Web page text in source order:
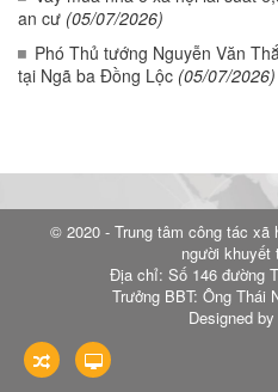
an cư (05/07/2026)
Phó Thủ tướng Nguyễn Văn
tại Ngã ba Đồng Lộc (05/07/2026)
© 2020 - Trung tâm công tác xã
người khuyết
Địa chỉ: Số 146 đường
Trưởng BBT: Ông Thái
Designed